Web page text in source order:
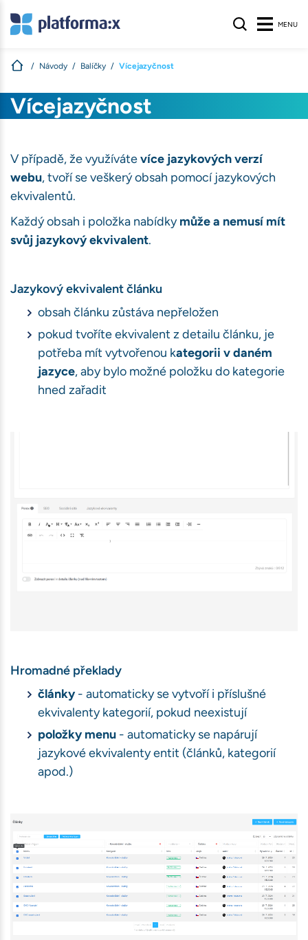
MENU
Návody Balíčky Vícejazyčnost
Vícejazyčnost
V případě, že využívátevíce jazykových verzí
webu, tvoří se veškerý obsah pomocí jazykových
ekvivalentů.
Každý obsah i položka nabídkymůže a nemusí mít
svůj jazykový ekvivalent.
Jazykový ekvivalent článku
obsah článku zůstáva nepřeložen
pokud tvoříte ekvivalent z detailu článku, je
potřeba mít vytvořenou kategorii v daném
jazyce, aby bylo možné položku do kategorie
hned zařadit
Hromadné překlady
články- automaticky se vytvoří i příslušné
ekvivalenty kategorií, pokud neexistují
položky menu - automaticky se napárují
jazykové ekvivalenty entit (článků, kategorií
apod.)
na našem
stránek